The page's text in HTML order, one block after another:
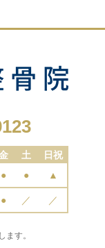
土
日祝
● ● ▲
● ／ ／
す。